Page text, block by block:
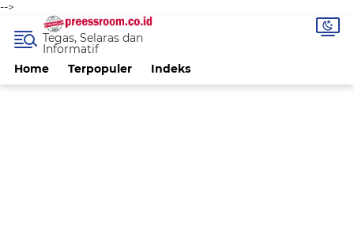
-->
Home Terpopuler Indeks
Tegas, Selaras dan
Informatif